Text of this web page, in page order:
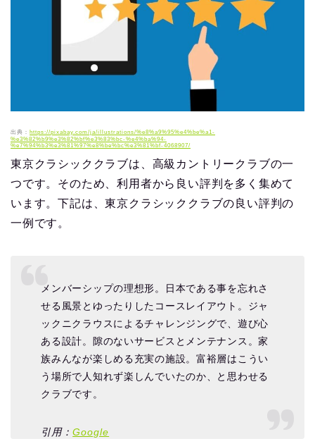
出典： https://pixabay.com/ja/illustrations/%e8%a9%95%e4%be%a1-
%e3%82%b9%e3%82%bf%e3%83%bc-%e4%ba%94-
%e7%94%b3%e3%81%97%e8%be%bc%e3%81%bf-4068907/
東京クラシッククラブは、高級カントリークラブの一
つです。そのため、利用者から良い評判を多く集めて
います。下記は、東京クラシッククラブの良い評判の
一例です。
メンバーシップの理想形。日本である事を忘れさ
せる風景とゆったりしたコースレイアウト。ジャ
ックニクラウスによるチャレンジングで、遊び心
ある設計。隙のないサービスとメンテナンス。家
族みんなが楽しめる充実の施設。富裕層はこうい
う場所で人知れず楽しんでいたのか、と思わせる
クラブです。
引用：Google